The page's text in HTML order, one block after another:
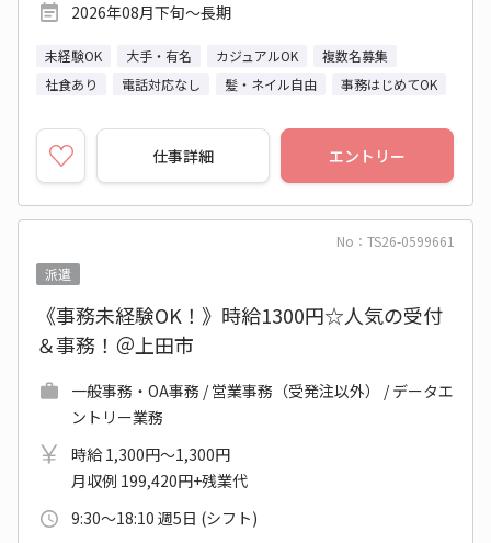
2026年08月下旬～長期
未経験OK 大手・有名 カジュアルOK
複数名募集
社食あり
電話対応なし 髪・ネイル自由 事務はじめてOK
仕事詳細 エントリー
No：TS26-0599661
派遣
《事務未経験OK！》時給1300円☆人気の受付
＆事務！＠上田市
一般事務・OA事務 / 営業事務（受発注以外） / データエ
ントリー業務
時給 1,300円～1,300円
月収例 199,420円+残業代
9:30～18:10 週5日 (シフト)